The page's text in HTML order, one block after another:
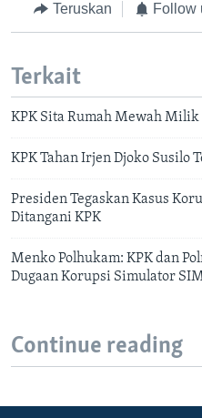
Teruskan Follow
Terkait
KPK Sita Rumah Mewah Milik
KPK Tahan Irjen Djoko Susilo
Presiden Tegaskan Kasus
Ditangani KPK
Menko Polhukam: KPK dan
Dugaan Korupsi Simulator
Continue reading